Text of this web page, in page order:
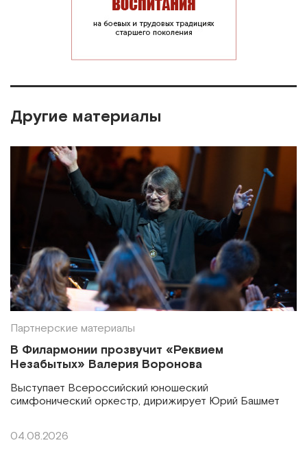
Другие материалы
Партнерские материалы
В Филармонии прозвучит «Реквием
Незабытых» Валерия Воронова
Выступает Всероссийский юношеский
симфонический оркестр, дирижирует Юрий Башмет
04.08.2026